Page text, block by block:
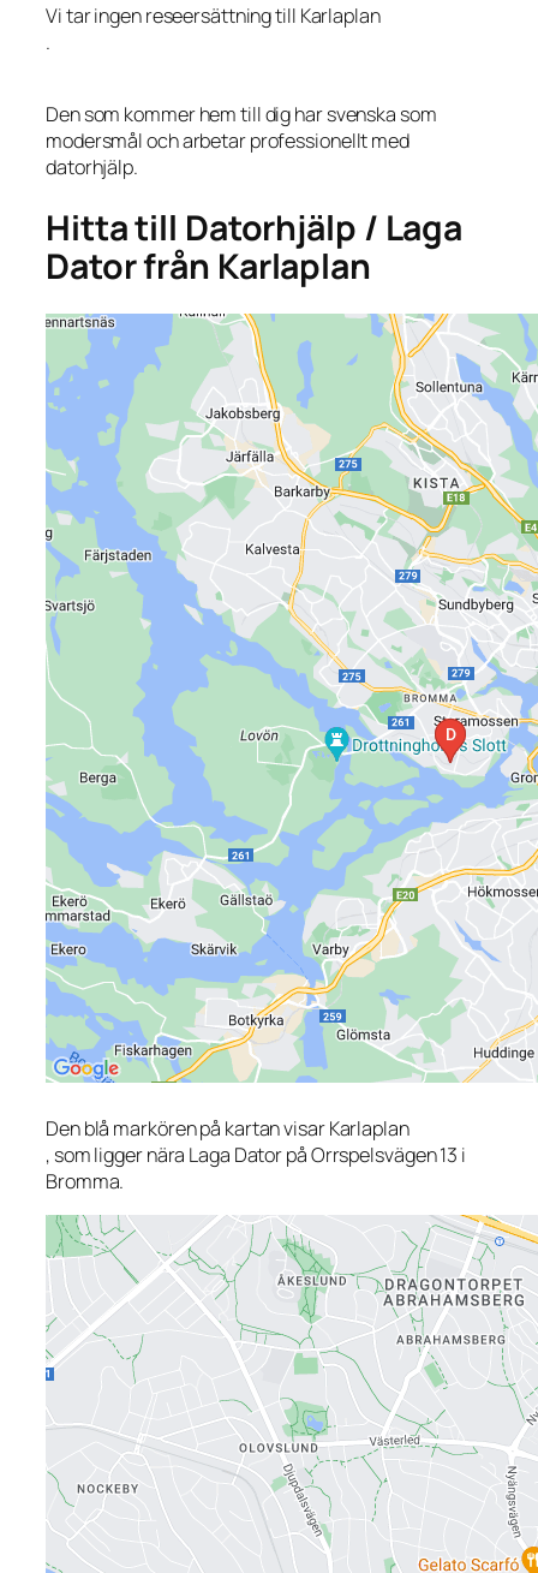
Vi tar ingen reseersättning till Karlaplan
.
Den som kommer hem till dig har svenska som
modersmål och arbetar professionellt med
datorhjälp.
Hitta till Datorhjälp / Laga
Dator från Karlaplan
Den blå markören på kartan visar Karlaplan
, som ligger nära Laga Dator på Orrspelsvägen 13 i
Bromma.